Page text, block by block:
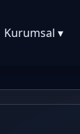
Kurumsal ▾